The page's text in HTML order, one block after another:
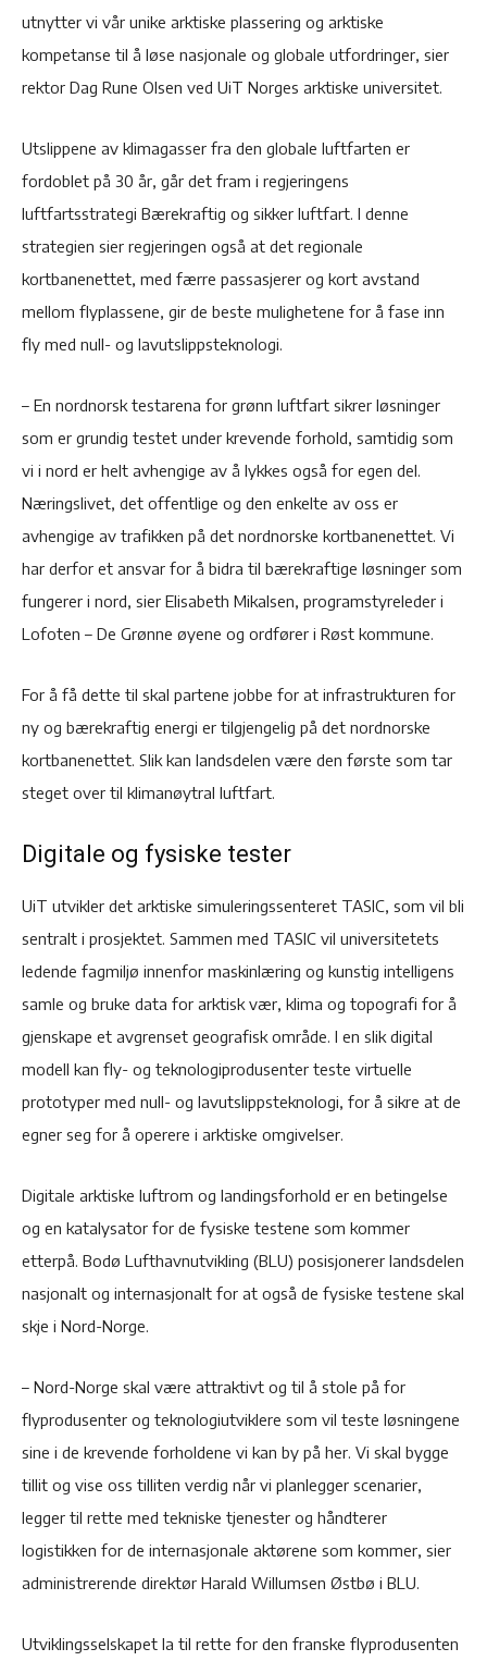
utnytter vi vår unike arktiske plassering og arktiske
kompetanse til å løse nasjonale og globale utfordringer, sier
rektor Dag Rune Olsen ved UiT Norges arktiske universitet.
Utslippene av klimagasser fra den globale luftfarten er
fordoblet på 30 år, går det fram i regjeringens
luftfartsstrategi Bærekraftig og sikker luftfart. I denne
strategien sier regjeringen også at det regionale
kortbanenettet, med færre passasjerer og kort avstand
mellom flyplassene, gir de beste mulighetene for å fase inn
fly med null- og lavutslippsteknologi.
– En nordnorsk testarena for grønn luftfart sikrer løsninger
som er grundig testet under krevende forhold, samtidig som
vi i nord er helt avhengige av å lykkes også for egen del.
Næringslivet, det offentlige og den enkelte av oss er
avhengige av trafikken på det nordnorske kortbanenettet. Vi
har derfor et ansvar for å bidra til bærekraftige løsninger som
fungerer i nord, sier Elisabeth Mikalsen, programstyreleder i
Lofoten – De Grønne øyene og ordfører i Røst kommune.
For å få dette til skal partene jobbe for at infrastrukturen for
ny og bærekraftig energi er tilgjengelig på det nordnorske
kortbanenettet. Slik kan landsdelen være den første som tar
steget over til klimanøytral luftfart.
Digitale og fysiske tester
UiT utvikler det arktiske simuleringssenteret TASIC, som vil bli
sentralt i prosjektet. Sammen med TASIC vil universitetets
ledende fagmiljø innenfor maskinlæring og kunstig intelligens
samle og bruke data for arktisk vær, klima og topografi for å
gjenskape et avgrenset geografisk område. I en slik digital
modell kan fly- og teknologiprodusenter teste virtuelle
prototyper med null- og lavutslippsteknologi, for å sikre at de
egner seg for å operere i arktiske omgivelser.
Digitale arktiske luftrom og landingsforhold er en betingelse
og en katalysator for de fysiske testene som kommer
etterpå. Bodø Lufthavnutvikling (BLU) posisjonerer landsdelen
nasjonalt og internasjonalt for at også de fysiske testene skal
skje i Nord-Norge.
– Nord-Norge skal være attraktivt og til å stole på for
flyprodusenter og teknologiutviklere som vil teste løsningene
sine i de krevende forholdene vi kan by på her. Vi skal bygge
tillit og vise oss tilliten verdig når vi planlegger scenarier,
legger til rette med tekniske tjenester og håndterer
logistikken for de internasjonale aktørene som kommer, sier
administrerende direktør Harald Willumsen Østbø i BLU.
Utviklingsselskapet la til rette for den franske flyprodusenten